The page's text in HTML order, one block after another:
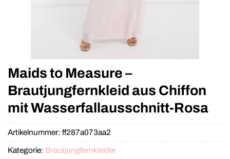
Maids to Measure –
Brautjungfernkleid aus Chiffon
mit Wasserfallausschnitt-Rosa
Artikelnummer: ff287a073aa2
Kategorie: Brautjungfernkleider